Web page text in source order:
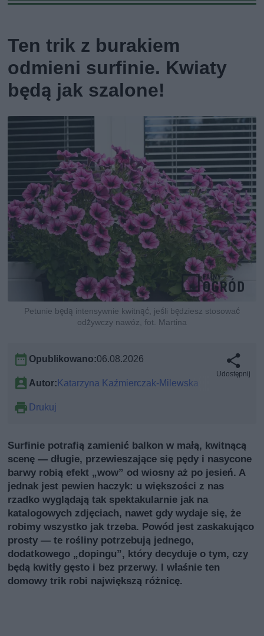
Ten trik z burakiem
odmieni surfinie. Kwiaty
będą jak szalone!
Petunie będą intensywnie kwitnąć, jeśli będziesz stosować
odżywczy nawóz, fot. Martina
Opublikowano:06.08.2026
Autor: Katarzyna Kaźmierczak-Milewska
Drukuj
Udostępnij
Surfinie potrafią zamienić balkon w małą, kwitnącą
scenę — długie, przewieszające się pędy i nasycone
barwy robią efekt „wow” od wiosny aż po jesień. A
jednak jest pewien haczyk: u większości z nas
rzadko wyglądają tak spektakularnie jak na
katalogowych zdjęciach, nawet gdy wydaje się, że
robimy wszystko jak trzeba. Powód jest zaskakująco
prosty — te rośliny potrzebują jednego,
dodatkowego „dopingu”, który decyduje o tym, czy
będą kwitły gęsto i bez przerwy. I właśnie ten
domowy trik robi największą różnicę.